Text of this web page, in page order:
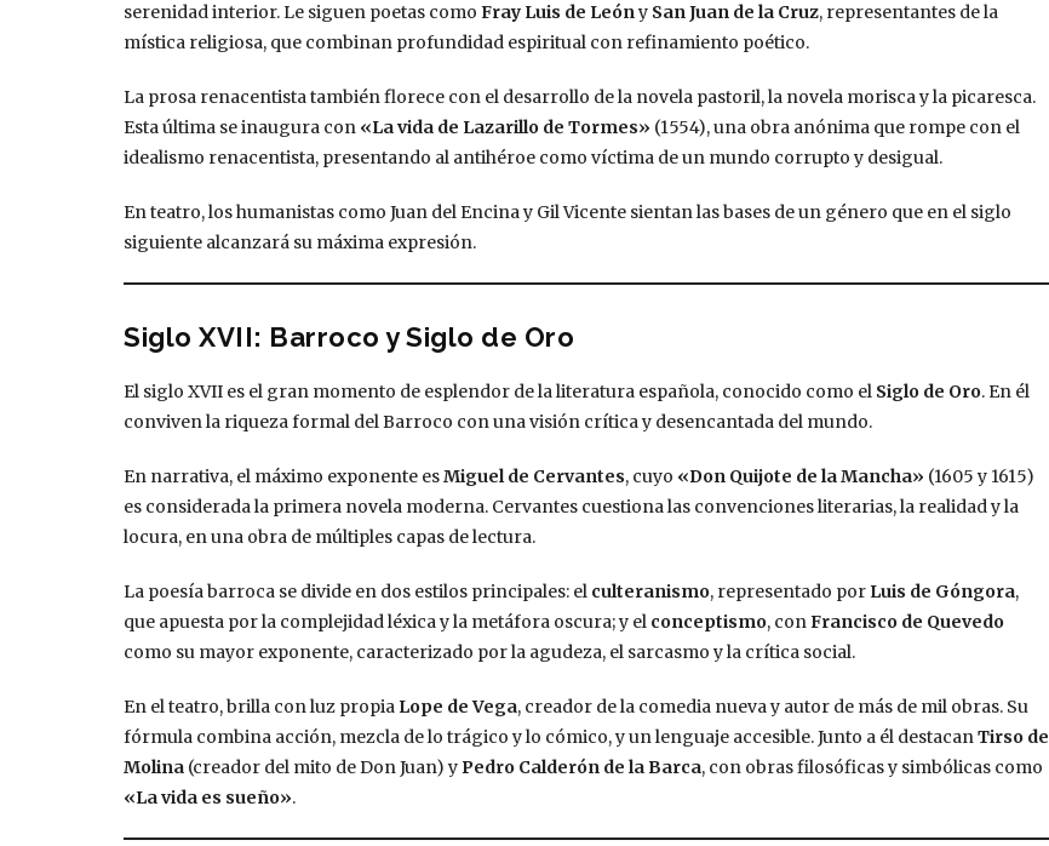
serenidad interior. Le siguen poetas como Fray Luis de Leóny San Juan de la Cruz, representantes de la
mística religiosa, que combinan profundidad espiritual con refinamiento poético.
La prosa renacentista también florece con el desarrollo de la novela pastoril, la novela morisca y la picaresca.
Esta última se inaugura con «La vida de Lazarillo de Tormes» (1554), una obra anónima que rompe con el
idealismo renacentista, presentando al antihéroe como víctima de un mundo corrupto y desigual.
En teatro, los humanistas como Juan del Encina y Gil Vicente sientan las bases de un género que en el siglo
siguiente alcanzará su máxima expresión.
Siglo XVII: Barroco y Siglo de Oro
El siglo XVII es el gran momento de esplendor de la literatura española, conocido como el Siglo de Oro. En él
conviven la riqueza formal del Barroco con una visión crítica y desencantada del mundo.
En narrativa, el máximo exponente esMiguel de Cervantes, cuyo «Don Quijote de la Mancha» (1605 y 1615)
es considerada la primera novela moderna. Cervantes cuestiona las convenciones literarias, la realidad y la
locura, en una obra de múltiples capas de lectura.
La poesía barroca se divide en dos estilos principales: el culteranismo, representado por Luis de Góngora,
que apuesta por la complejidad léxica y la metáfora oscura; y el conceptismo, conFrancisco de Quevedo
como su mayor exponente, caracterizado por la agudeza, el sarcasmo y la crítica social.
En el teatro, brilla con luz propia Lope de Vega, creador de la comedia nueva y autor de más de mil obras. Su
fórmula combina acción, mezcla de lo trágico y lo cómico, y un lenguaje accesible. Junto a él destacanTirso de
Molina (creador del mito de Don Juan) y Pedro Calderón de la Barca, con obras filosóficas y simbólicas como
«La vida es sueño».